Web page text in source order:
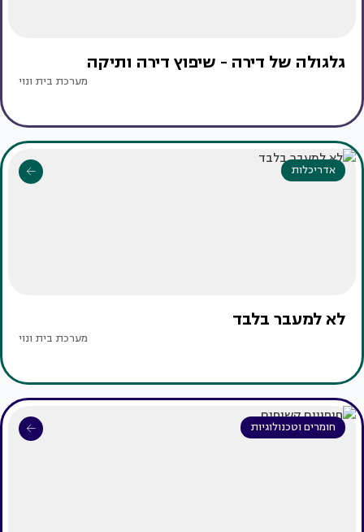
גלגולה של דירה - שיפוץ דירה ותיקה
מערכת בית ונוי
אדריכלות
לא למעבר בלבד
מערכת בית ונוי
חומרים וטכנולוגיות